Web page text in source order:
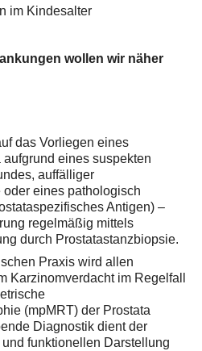
im Kindesalter
wollen wir näher
das Vorliegen eines
eines suspekten
auffälliger
eines pathologisch
Antigen) –
regelmäßig mittels
durch Prostatastanzbiopsie.
Praxis wird allen
Karzinomverdacht im Regelfall
(mpMRT) der Prostata
Diagnostik dient der
funktionellen Darstellung